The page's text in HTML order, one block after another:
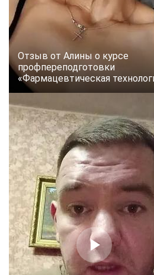
Отзыв от Алины о курсе
профпереподготовки
«Фармацевтическая
Мессенджеры
Свяжитесь с нами через любой
Telegram
Vkontakte
Max